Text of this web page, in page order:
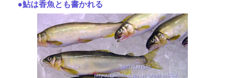
●鮎は香魚とも書かれる